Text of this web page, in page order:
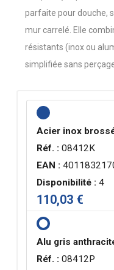
parfaite pour douche,
mur carrelé. Elle
résistants (inox ou
simplifiée sans
Acier inox
Réf. : 08412K
EAN :
Disponibilité : 4
110,03 €
Alu gris
Réf. : 08412P